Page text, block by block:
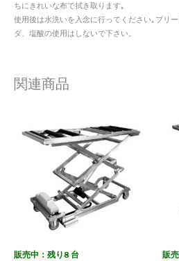
ちにきれいな布で拭き取ります｡
使用後は水洗いを入念に行ってください｡ブリ
ダ、塩酸の使用はしないで下さい。
関連商品
販売中：残り8 台 販